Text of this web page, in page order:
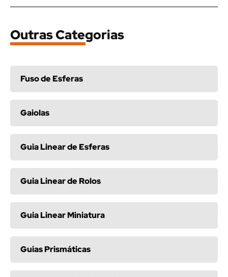
Outras Categorias
Fuso de Esferas
Gaiolas
Guia Linear de Esferas
Guia Linear de Rolos
Guia Linear Miniatura
Guias Prismáticas